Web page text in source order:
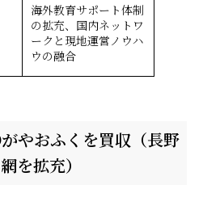
海外教育サポート体制
の拡充、国内ネットワ
ークと現地運営ノウハ
ウの融合
やおふくを買収（長野
を拡充）